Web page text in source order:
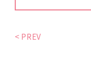
< PREV